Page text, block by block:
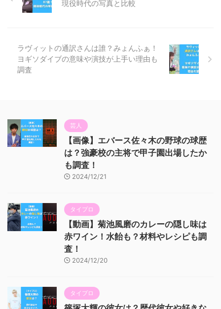
現役時代の写真と比較
ラヴィットの通訳さんは誰？みょんふぁ！
ヨギソダイブの意味や演技が上手い理由も
調査
芸人
【画像】エバース佐々木の野球の球歴
は？強豪校の主将で甲子園出場したか
も調査！
2024/12/21
タイプロ
【動画】菊池風磨のカレーの隠し味は
赤ワイン！水飴も？材料やレシピも調
査！
2024/12/20
タイプロ